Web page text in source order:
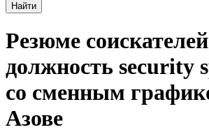
Найти
Резюме
должность security
со сменным
Азове